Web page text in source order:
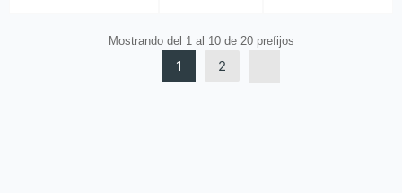
Mostrando del 1 al 10 de 20 prefijos
1 2